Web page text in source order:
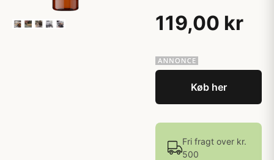
119,00 kr
Køb her
Fri fragt over kr.
500